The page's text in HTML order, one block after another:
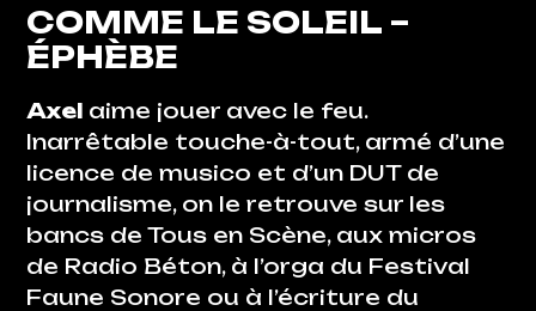
COMME LE SOLEIL –
ÉPHÈBE
Axel aime jouer avec le feu.
Inarrêtable touche-à-tout, armé d’une
licence de musico et d’un DUT de
journalisme, on le retrouve sur les
bancs de Tous en Scène, aux micros
de Radio Béton, à l’orga du Festival
Faune Sonore ou à l’écriture du